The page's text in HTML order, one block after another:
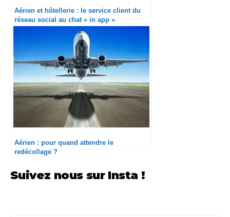
Aérien et hôtellerie : le service client du
réseau social au chat « in app »
Aérien : pour quand attendre le
redécollage ?
Suivez nous sur Insta !